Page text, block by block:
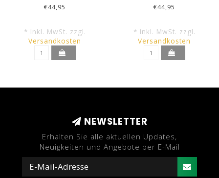
CORONA'S
€44,95
* Inkl. MwSt. zzgl.
Versandkosten
CHURCHILL
€44,95
* Inkl. MwSt. zzgl.
Versandkosten
NEWSLETTER
Erhalten Sie alle aktuellen Updates,
Neuigkeiten und Angebote per E-Mail